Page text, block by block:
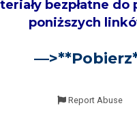
bezpłatne do
poniższych
—>**Pobierz
Report Abuse